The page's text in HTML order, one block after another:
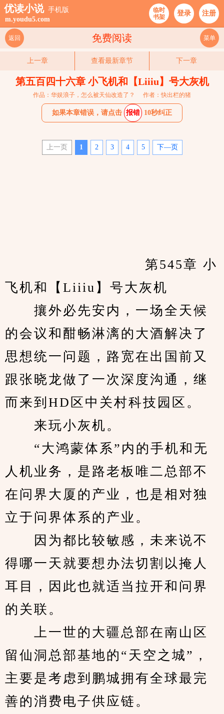
优读小说 手机版
m.youdu5.com
临时
书架
登录 注册
免费阅读
返回 菜单
上一章 查看最新章节 下一章
第五百四十六章 小飞机和【Liiiu】号大灰机
作品：华娱浪子，怎么被天仙改造了？ 作者：快出栏的猪
如果本章错误，请点击 报错 10秒纠正
上一页 1 2 3 4 5 下—页
飞机和【Liiiu】号大灰机
攘外必先安内，一场全天候
的会议和酣畅淋漓的大酒解决了
思想统一问题，路宽在出国前又
跟张晓龙做了一次深度沟通，继
而来到HD区中关村科技园区。
来玩小灰机。
“大鸿蒙体系”内的手机和无
人机业务，是路老板唯二总部不
在问界大厦的产业，也是相对独
立于问界体系的产业。
因为都比较敏感，未来说不
得哪一天就要想办法切割以掩人
耳目，因此也就适当拉开和问界
的关联。
上一世的大疆总部在南山区
留仙洞总部基地的“天空之城”，
主要是考虑到鹏城拥有全球最完
善的消费电子供应链。